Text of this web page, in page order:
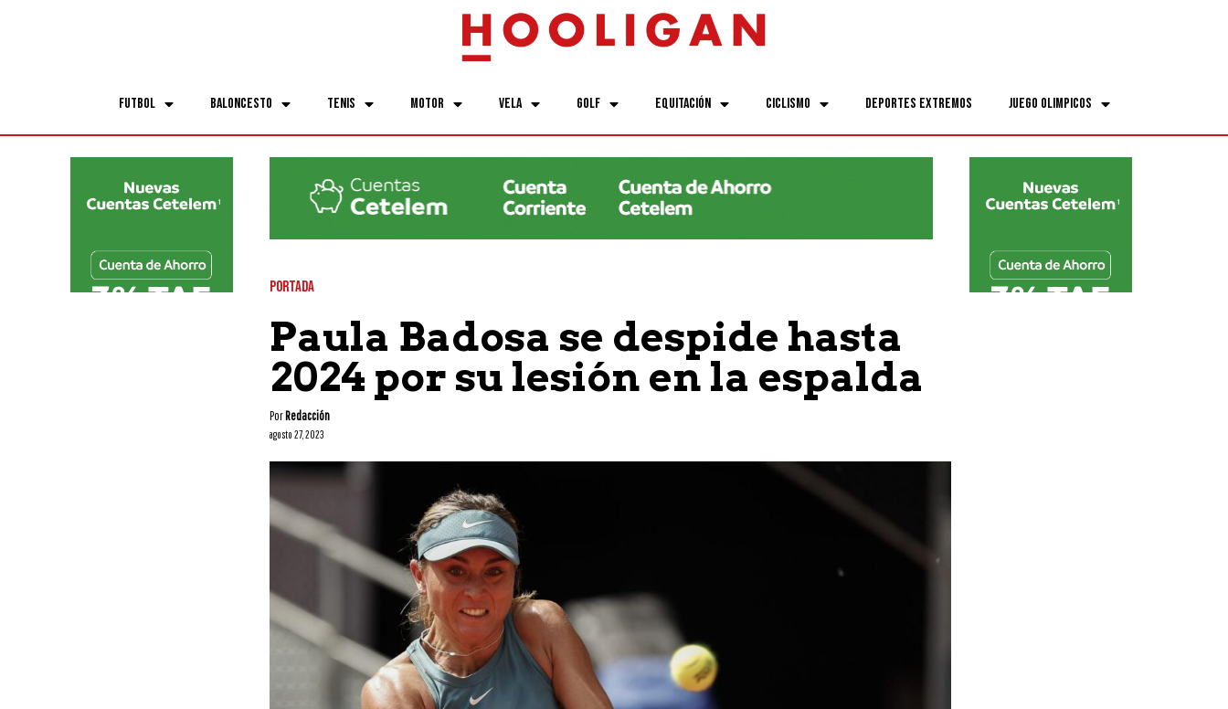
Futbol Baloncesto Tenis Motor Vela Golf Equitación Ciclismo Deportes Extremos Juego Olimpicos
PORTADA
Paula Badosa se despide hasta
2024 por su lesión en la espalda
PorRedacción
agosto 27, 2023